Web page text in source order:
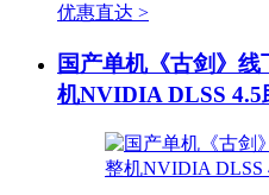
优惠直达 >
国产单机《古剑》
机NVIDIA DLSS 4.5